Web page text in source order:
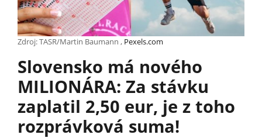
Zdroj: TASR/Martin Baumann , Pexels.com
Slovensko má nového
MILIONÁRA: Za stávku
zaplatil 2,50 eur, je z toho
rozprávková suma!